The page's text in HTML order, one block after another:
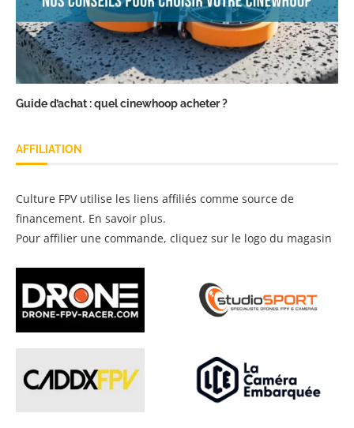
Guide d’achat : quel cinewhoop acheter ?
AFFILIATION
Culture FPV utilise les liens affiliés comme source de
financement. En savoir plus.
Pour affilier une commande, cliquez sur le logo du magasin